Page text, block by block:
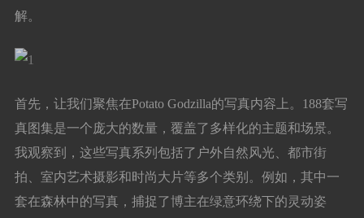
解。
首先，让我们聚焦在Potato Godzilla的写真内容上。188套写
真图集是一个庞大的数量，覆盖了多样化的主题和场景。
我观察到，这些写真系列包括了户外自然风光、都市街
拍、室内艺术摄影和时尚大片等多个类别。例如，其中一
套在森林中的写真，捕捉了博主在绿意环绕下的灵动姿